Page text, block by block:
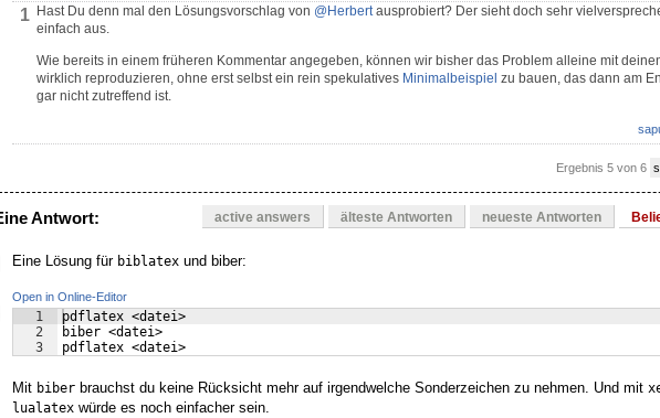
1 Hast Du denn mal den Lösungsvorschlag von @Herbertausprobiert? Der sieht doch sehr
einfach aus.
Wie bereits in einem früheren Kommentar angegeben, können wir bisher das Problem alleine mit
wirklich reproduzieren, ohne erst selbst ein rein spekulatives Minimalbeispiel zu bauen, das dann am
gar nicht zutreffend ist.
Ergebnis 5 von 6
Antwort: active answers älteste Antworten neueste Antworten
Eine Lösung für biblatex und biber:
Open in Online-Editor
1
2
3
pdflatex <datei>
biber <datei>
pdflatex <datei>
Mit biber brauchst du keine Rücksicht mehr auf irgendwelche Sonderzeichen zu nehmen. Und mit
lualatex würde es noch einfacher sein.